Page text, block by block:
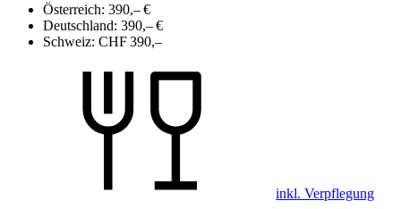
Österreich: 390,– €
Deutschland: 390,– €
Schweiz: CHF 390,–
inkl. Verpflegung